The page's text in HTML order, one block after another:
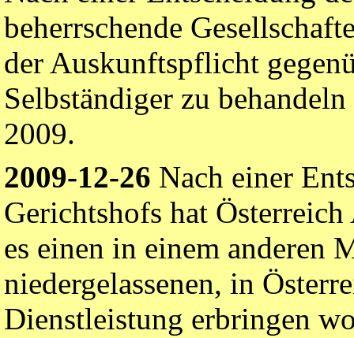
beherrschende
der Auskunftspflicht
Selbständiger zu
2009.
2009-12-26 Nach einer
Gerichtshofs hat
es einen in einem anderen
niedergelassenen, in
Dienstleistung erbringen